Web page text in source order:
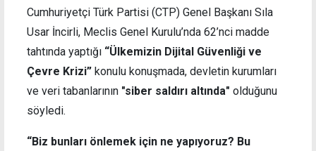
Cumhuriyetçi Türk Partisi (CTP) Genel Başkanı Sıla
Usar İncirli, Meclis Genel Kurulu’nda 62’nci madde
tahtında yaptığı “Ülkemizin Dijital Güvenliği ve
Çevre Krizi” konulu konuşmada, devletin kurumları
ve veri tabanlarının "siber saldırı altında" olduğunu
söyledi.
“Biz bunları önlemek için ne yapıyoruz? Bu